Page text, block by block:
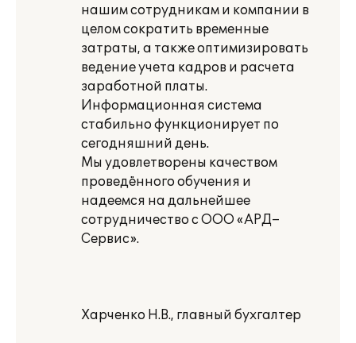
нашим сотрудникам и компании в
целом сократить временные
затраты, а также оптимизировать
ведение учета кадров и расчета
заработной платы.
Информационная система
стабильно функционирует по
сегодняшний день.
Мы удовлетворены качеством
проведённого обучения и
надеемся на дальнейшее
сотрудничество с ООО «АРД–
Сервис».
Харченко Н.В., главный бухгалтер